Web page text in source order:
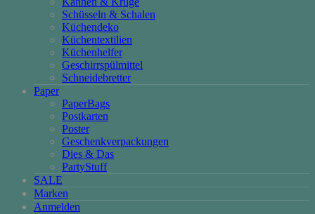
Schüsseln & Schalen
Küchendeko
Küchentextilien
Küchenhelfer
Geschirrspülmittel
Schneidebretter
Paper
PaperBags
Postkarten
Poster
Geschenkverpackungen
Dies & Das
PartyStuff
SALE
Marken
Anmelden